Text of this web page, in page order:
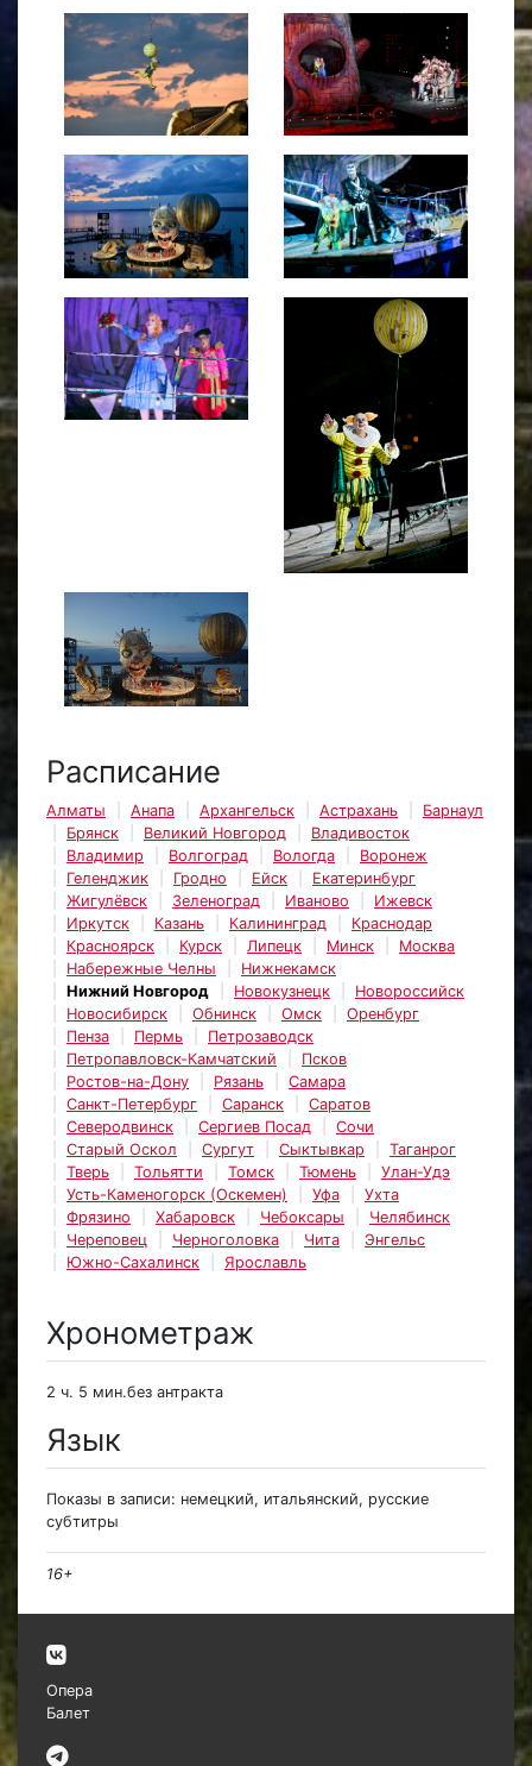
Расписание
Алматы Анапа Архангельск Астрахань
Барнаул
Брянск
Великий Новгород
Владивосток
Владимир
Волгоград Вологда
Воронеж
Геленджик
Гродно Ейск
Екатеринбург
Жигулёвск
Зеленоград Иваново
Ижевск
Иркутск
Казань Калининград
Краснодар
Красноярск
Курск Липецк Минск
Москва
Набережные Челны
Нижнекамск
Нижний Новгород
Новокузнецк
Новороссийск
Новосибирск
Обнинск Омск
Оренбург
Пенза
Пермь
Петрозаводск
Петропавловск-Камчатский
Псков
Ростов-на-Дону
Рязань
Самара
Санкт-Петербург
Саранск
Саратов
Северодвинск
Сергиев Посад
Сочи
Старый Оскол
Сургут Сыктывкар
Таганрог
Тверь
Тольятти Томск Тюмень
Улан-Удэ
Усть-Каменогорск (Оскемен)
Уфа
Ухта
Фрязино
Хабаровск Чебоксары
Челябинск
Череповец
Черноголовка Чита
Энгельс
Южно-Сахалинск
Ярославль
Хронометраж
2 ч. 5 мин.без антракта
Язык
Показы в записи: немецкий, итальянский, русские
субтитры
16+
Опера
Балет